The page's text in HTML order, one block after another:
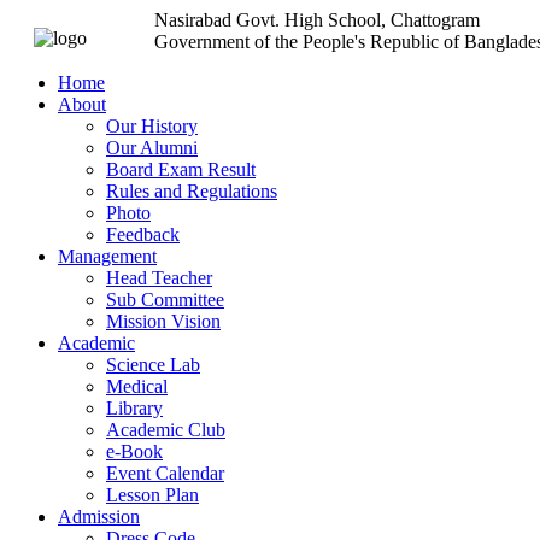
Nasirabad Govt. High School, Chattogram
Government of the People's Republic of
Home
About
Our History
Our Alumni
Board Exam Result
Rules and Regulations
Photo
Feedback
Management
Head Teacher
Sub Committee
Mission Vision
Academic
Science Lab
Medical
Library
Academic Club
e-Book
Event Calendar
Lesson Plan
Admission